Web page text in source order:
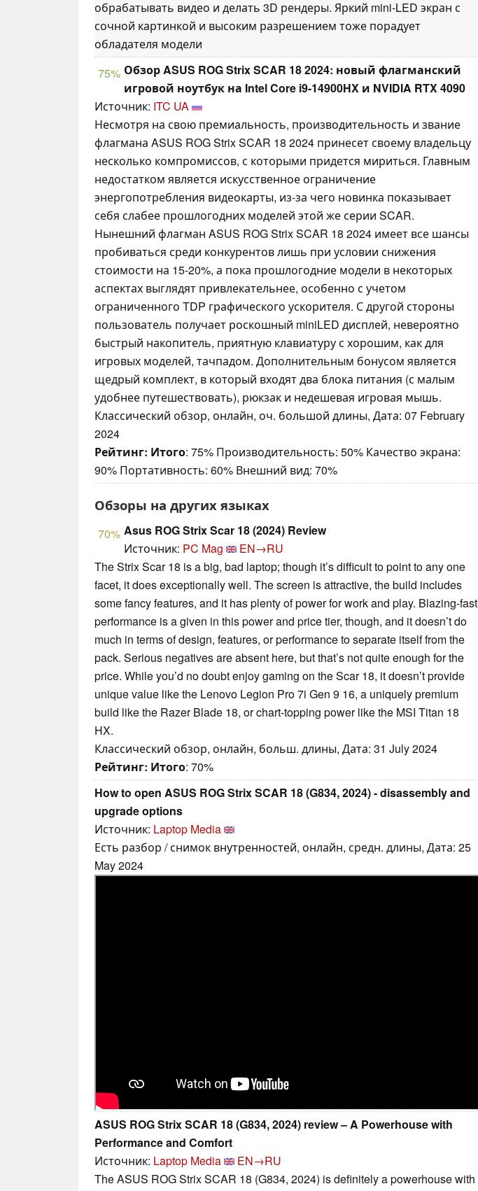
обрабатывать видео и делать 3D рендеры. Яркий mini-LED экран с
сочной картинкой и высоким разрешением тоже порадует
обладателя модели
75% Обзор ASUS ROG Strix SCAR 18 2024: новый флагманский
игровой ноутбук на Intel Core i9-14900HX и NVIDIA RTX 4090
Источник: ITC UA
Несмотря на свою премиальность, производительность и звание
флагмана ASUS ROG Strix SCAR 18 2024 принесет своему владельцу
несколько компромиссов, с которыми придется мириться. Главным
недостатком является искусственное ограничение
энергопотребления видеокарты, из-за чего новинка показывает
себя слабее прошлогодних моделей этой же серии SCAR.
Нынешний флагман ASUS ROG Strix SCAR 18 2024 имеет все шансы
пробиваться среди конкурентов лишь при условии снижения
стоимости на 15-20%, а пока прошлогодние модели в некоторых
аспектах выглядят привлекательнее, особенно с учетом
ограниченного TDP графического ускорителя. С другой стороны
пользователь получает роскошный miniLED дисплей, невероятно
быстрый накопитель, приятную клавиатуру с хорошим, как для
игровых моделей, тачпадом. Дополнительным бонусом является
щедрый комплект, в который входят два блока питания (с малым
удобнее путешествовать), рюкзак и недешевая игровая мышь.
Классический обзор, онлайн, оч. большой длины, Дата: 07 February
2024
Рейтинг: Итого: 75% Производительность: 50% Качество экрана:
90% Портативность: 60% Внешний вид: 70%
Обзоры на других языках
70% Asus ROG Strix Scar 18 (2024) Review
Источник: PC Mag
EN→RU
The Strix Scar 18 is a big, bad laptop; though it’s difficult to point to any one
facet, it does exceptionally well. The screen is attractive, the build includes
some fancy features, and it has plenty of power for work and play. Blazing-fast
performance is a given in this power and price tier, though, and it doesn’t do
much in terms of design, features, or performance to separate itself from the
pack. Serious negatives are absent here, but that’s not quite enough for the
price. While you’d no doubt enjoy gaming on the Scar 18, it doesn’t provide
unique value like the Lenovo Legion Pro 7i Gen 9 16, a uniquely premium
build like the Razer Blade 18, or chart-topping power like the MSI Titan 18
HX.
Классический обзор, онлайн, больш. длины, Дата: 31 July 2024
Рейтинг: Итого: 70%
How to open ASUS ROG Strix SCAR 18 (G834, 2024) - disassembly and
upgrade options
Источник: Laptop Media
Есть разбор / снимок внутренностей, онлайн, средн. длины, Дата: 25
May 2024
ASUS ROG Strix SCAR 18 (G834, 2024) review – A Powerhouse with
Performance and Comfort
Источник: Laptop Media
EN→RU
The ASUS ROG Strix SCAR 18 (G834, 2024) is definitely a powerhouse with